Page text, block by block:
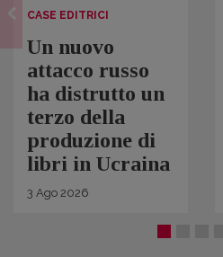
CASE EDITRICI
Un nuovo
attacco russo
ha distrutto un
terzo della
produzione di
libri in Ucraina
3 Ago 2026